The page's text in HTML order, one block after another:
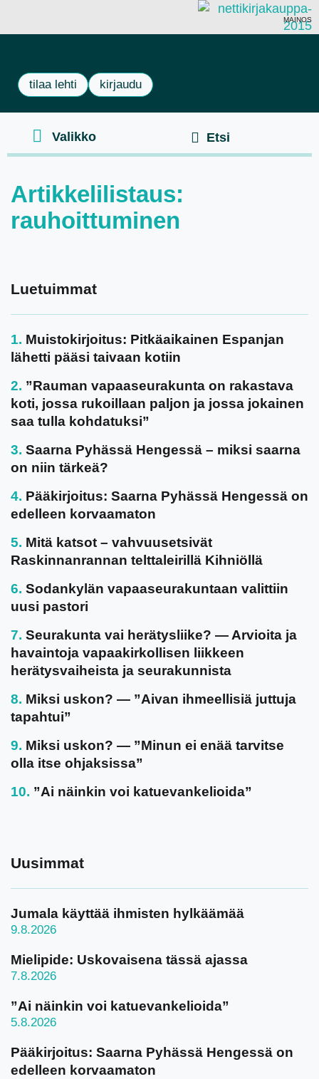
MAINOS
tilaa lehti kirjaudu
Artikkelilistaus:
rauhoittuminen
Luetuimmat
Muistokirjoitus: Pitkäaikainen Espanjan
lähetti pääsi taivaan kotiin
”Rauman vapaaseurakunta on rakastava
koti, jossa rukoillaan paljon ja jossa jokainen
saa tulla kohdatuksi”
Saarna Pyhässä Hengessä – miksi saarna
on niin tärkeä?
Pääkirjoitus: Saarna Pyhässä Hengessä on
edelleen korvaamaton
Mitä katsot – vahvuusetsivät
Raskinnanrannan telttaleirillä Kihniöllä
Sodankylän vapaaseurakuntaan valittiin
uusi pastori
Seurakunta vai herätysliike? — Arvioita ja
havaintoja vapaakirkollisen liikkeen
herätysvaiheista ja seurakunnista
Miksi uskon? — ”Aivan ihmeellisiä juttuja
tapahtui”
Miksi uskon? — ”Minun ei enää tarvitse
olla itse ohjaksissa”
”Ai näinkin voi katuevankelioida”
Uusimmat
Jumala käyttää ihmisten hylkäämää
9.8.2026
Mielipide: Uskovaisena tässä ajassa
7.8.2026
”Ai näinkin voi katuevankelioida”
5.8.2026
Pääkirjoitus: Saarna Pyhässä Hengessä on
edelleen korvaamaton